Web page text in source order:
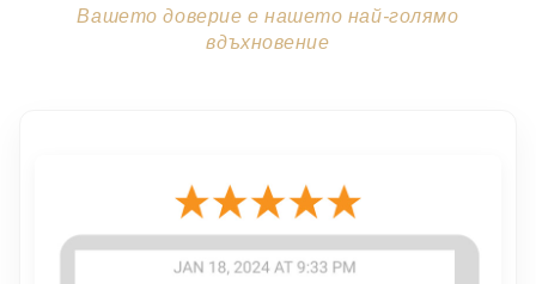
Вашето доверие е нашето най-голямо
вдъхновение